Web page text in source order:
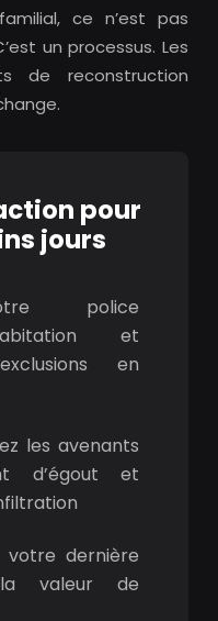
ce n’est pas
un processus. Les
de reconstruction
pour
jours
police
et
en
les avenants
d’égout et
dernière
valeur de